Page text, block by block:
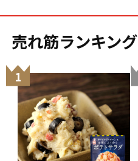
売れ筋ランキング
1